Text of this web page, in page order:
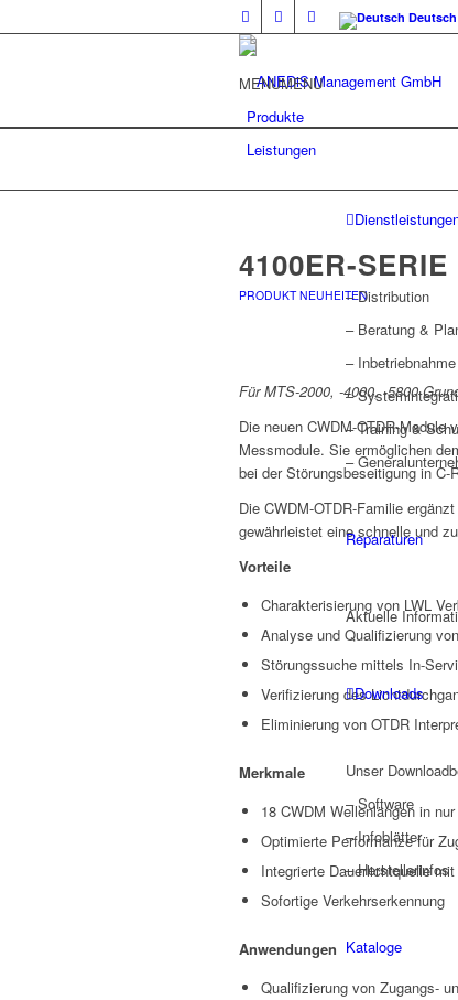
Deutsch
MENUMENU
Produkte
Leistungen
– Distribution
– Beratung &
– Inbetriebnahme
–
– Training &
–
Reparaturen
Aktuelle
Downloads
Unser
– Software
– Infoblätter
– Herstellerinfos
Kataloge
4100ER-
PRODUKT NEUHEITEN
Für MTS-2000, -4000, -5800
Die neuen CWDM-OTDR-
Messmodule. Sie ermöglichen
bei der Störungsbeseitigung in C-
Die CWDM-OTDR-Familie
gewährleistet eine schnelle und
Vorteile
Charakterisierung von LWL
Analyse und Qualifizierung
Störungssuche mittels In-
Verifizierung des
Eliminierung von OTDR
Merkmale
18 CWDM Wellenlängen in
Optimierte Performanze für
Integrierte Dauerlichtquelle
Sofortige Verkehrserkennung
Anwendungen
Qualifizierung von Zugangs-